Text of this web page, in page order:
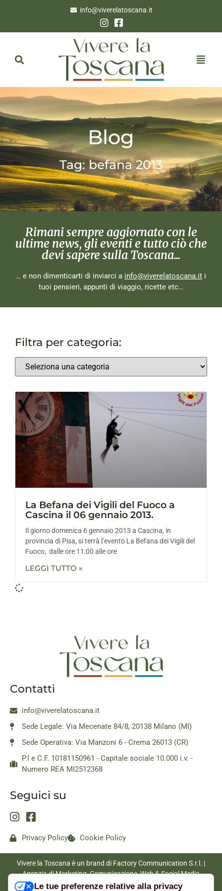
info@viverelatoscana.it
Blog
Tag: befana 2013
Rimani sempre aggiornato con le
ultime news, gli eventi e tutto ciò che
devi sapere sulla Toscana...
… e non dimenticarti di inviarci a info@viverelatoscana.it i
tuoi pensieri, appunti di viaggio, ricette etc…
Filtra per categoria:
La Befana dei Vigili del Fuoco a
Cascina il 06 gennaio 2013.
Il giorno domenica 6 gennaio 2013 a Cascina, in
provincia di Pisa, si terrà l’evento La Befana dei Vigili del
Fuoco, dalle ore 11:00 alle ore
LEGGI TUTTO »
Contatti
info@viverelatoscana.it
Sede Legale: Via Mecenate 84/8, 20138 Milano (MI)
Sede Operativa: Via Manzoni 6 - Crema 26013 (CR)
P.I e C.F. 10181150961 - Capitale sociale 10.000 i.v. -
Numero REA MI2512368
Seguici su
Privacy Policy Cookie Policy
Vivere la Toscana è un brand di Factory Communication S.r.l. |
Agenzia di Marketing, Comunicazione, Web & Social Media
|www.factorycommunication.it
Le tue preferenze relative alla privacy